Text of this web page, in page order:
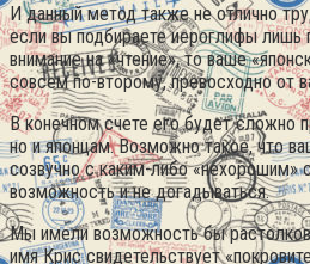
И данный метод также не отлично
если вы подбираете иероглифы лишь
внимание на «чтение», то ваше
совсем по-второму, превосходно от
В конечном счете его будет сложно
но и японцам. Возможно такое, что
созвучно с каким-либо
возможность и не догадываться.
Мы имели возможность бы
имя Крис свидетельствует